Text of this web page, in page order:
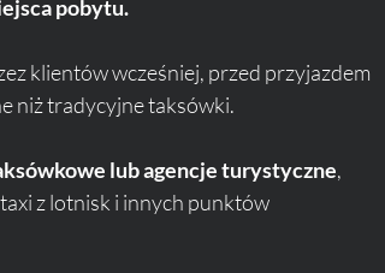
pobytu.
klientów wcześniej, przed przyjazdem
niż tradycyjne taksówki.
lub agencje turystyczne,
z lotnisk i innych punktów